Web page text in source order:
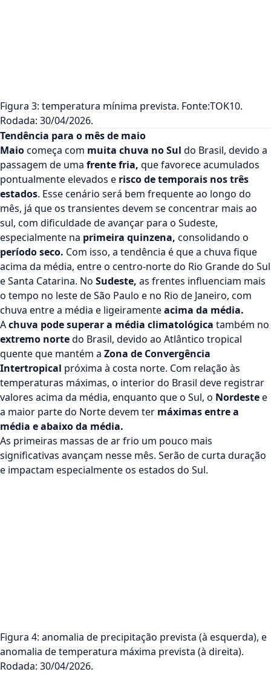
Figura 3: temperatura mínima prevista. Fonte:TOK10.
Rodada: 30/04/2026.
Tendência para o mês de maio
Maiocomeça com muita chuva no Sul do Brasil, devido a
passagem de uma frente fria, que favoreceacumulados
pontualmente elevados e risco de temporais nos três
estados. Esse cenário será bem frequente ao longo do
mês, já que os transientes devem se concentrar mais ao
sul, com dificuldade de avançar para o Sudeste,
especialmente na primeira quinzena, consolidando o
período seco. Com isso, a tendência é que a chuva fique
acima da média, entre o centro-norte do Rio Grande do Sul
e Santa Catarina. No Sudeste, as frentes influenciam mais
o tempo no leste de São Paulo e no Rio de Janeiro, com
chuva entre a média e ligeiramenteacima da média.
Achuva pode superar a média climatológica também no
extremo nortedo Brasil, devido ao Atlântico tropical
quente que mantém a Zona de Convergência
Intertropical próxima à costa norte. Com relação às
temperaturas máximas, o interior do Brasil deve registrar
valores acima da média, enquanto que o Sul, o Nordestee
a maior parte do Norte devem ter máximas entre a
média e abaixo da média.
As primeiras massas de ar frio um pouco mais
significativas avançam nesse mês. Serão de curta duração
e impactam especialmente os estados do Sul.
Figura 4: anomalia de precipitação prevista (à esquerda), e
anomalia de temperatura máxima prevista (à direita).
Rodada: 30/04/2026.